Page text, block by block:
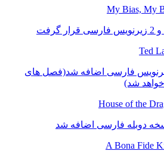
4 قسمت 1 زیرنویس فارسی اضافه شد(فصل های
شد)